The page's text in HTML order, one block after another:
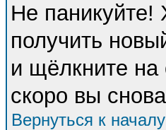
Не паникуйте!
получить
и щёлкните на
скоро вы
Вернуться к началу